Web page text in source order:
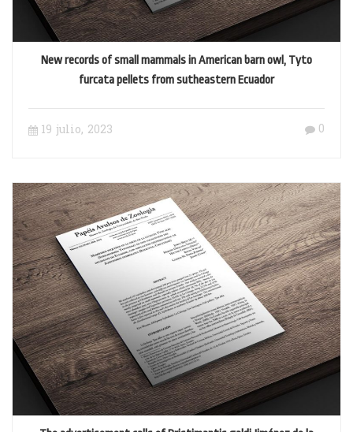
New records of small mammals in American barn owl, Tyto
furcata pellets from sutheastern Ecuador
19 julio, 2023 0